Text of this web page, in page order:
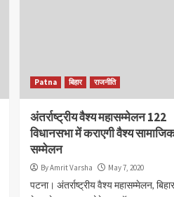
Patna बिहार राजनीति
अंतर्राष्ट्रीय वैश्य महासम्मेलन 122
विधानसभा में कराएगी वैश्य
सम्मेलन
By Amrit Varsha May 7, 2020
पटना। अंतर्राष्ट्रीय वैश्य महासम्मेलन,